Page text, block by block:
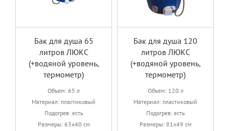
Бак для душа 65
литров ЛЮКС
(+водяной уровень,
термометр)
Объем: 65 л
Материал: пластиковый
Подогрев: есть
Размеры: 63х40 см
Бак для душа 120
литров ЛЮКС
(+водяной уровень,
термометр)
Объем: 120 л
Материал: пластиковый
Подогрев: есть
Размеры: 81х49 см